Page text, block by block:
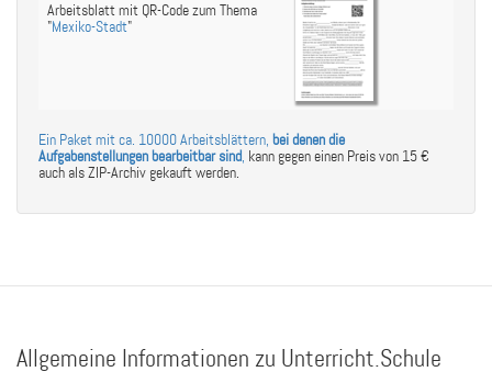
Arbeitsblatt mit QR-Code zum Thema
"Mexiko-Stadt"
Ein Paket mit ca. 10000 Arbeitsblättern, bei denen die
Aufgabenstellungen bearbeitbar sind, kann gegen einen Preis von 15 €
auch als ZIP-Archiv gekauft werden.
Allgemeine Informationen zu Unterricht.Schule